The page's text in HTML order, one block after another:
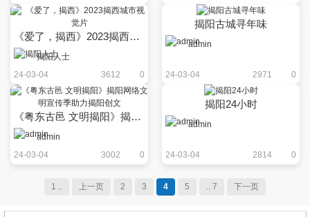
《爱了，揭西》2023揭西城市视觉片
揭阳人士
24-03-04
3612 0
揭阳古城寻年味
admin
24-03-04 2971 0
《粤东古邑 文明揭阳》揭阳网络文明宣传季助力揭阳创文
admin
24-03-04
3002 0
揭阳24小时
admin
24-03-04 2814 0
1 .. 上一页 2 3 4 5 .. 7 下一页